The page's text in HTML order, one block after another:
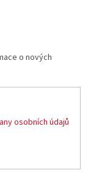
o nových
osobních údajů